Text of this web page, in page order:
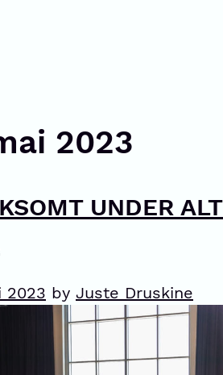
2023
UNDER ALT
2023 by Juste Druskine